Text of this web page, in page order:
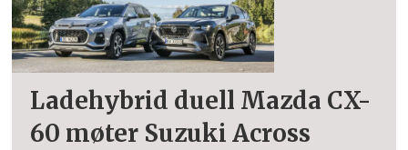
Ladehybrid duell Mazda CX-
60 møter Suzuki Across